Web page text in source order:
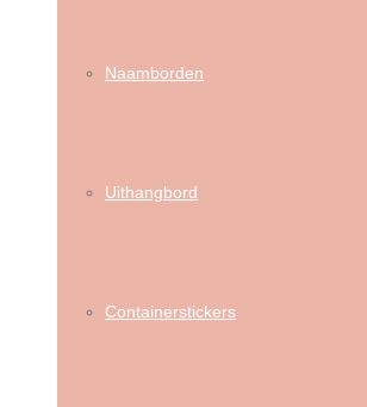
Naamborden
Uithangbord
Containerstickers